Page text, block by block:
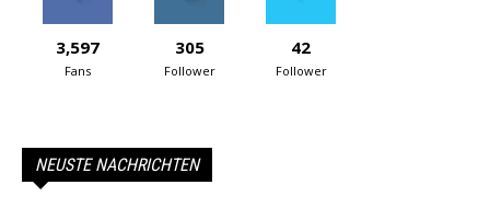
3,597
Fans
305
Follower
42
Follower
NEUSTE NACHRICHTEN